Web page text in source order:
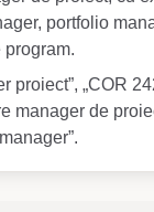
portfolio
program.
proiect”, „COR
manager de